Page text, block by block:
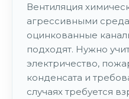
Вентиляция
агрессивными
оцинкованные
подходят. Нужно
электричество,
конденсата и
случаях требуется